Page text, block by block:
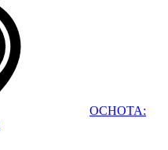
OCHOTA: